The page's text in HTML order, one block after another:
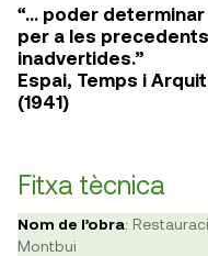
“… poder
per a les
inadvertides.”
Espai, Temps i
(1941)
Fitxa tècnica
Nom de l’obra:
Montbui